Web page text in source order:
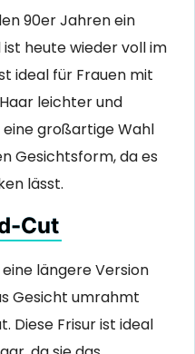
90er Jahren ein
heute wieder voll im
ideal für Frauen mit
leichter und
großartige Wahl
Gesichtsform, da es
lässt.
Cut
längere Version
Gesicht umrahmt
Diese Frisur ist ideal